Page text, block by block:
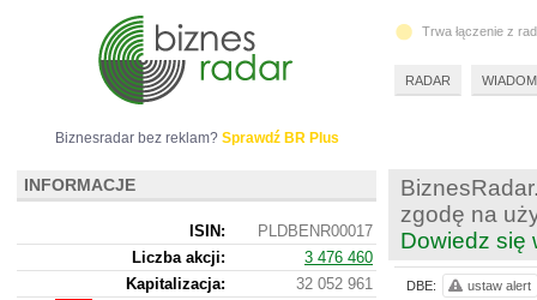
zgodę na
Dowiedz się
DBE: ustaw alert
Biznesradar bez reklam? Sprawdź BR Plus
INFORMACJE
ISIN:
PLDBENR00017
Liczba akcji:
3 476 460
Kapitalizacja:
32 052 961
Trwa łączenie z
RADAR